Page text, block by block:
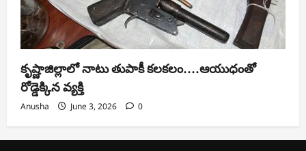
కృష్ణాజిల్లాలో నాటు తుపాకీ కలకలం….ఆయుధంతో
రోడ్డెక్కిన వ్యక్తి
Anusha June 3, 2026 0